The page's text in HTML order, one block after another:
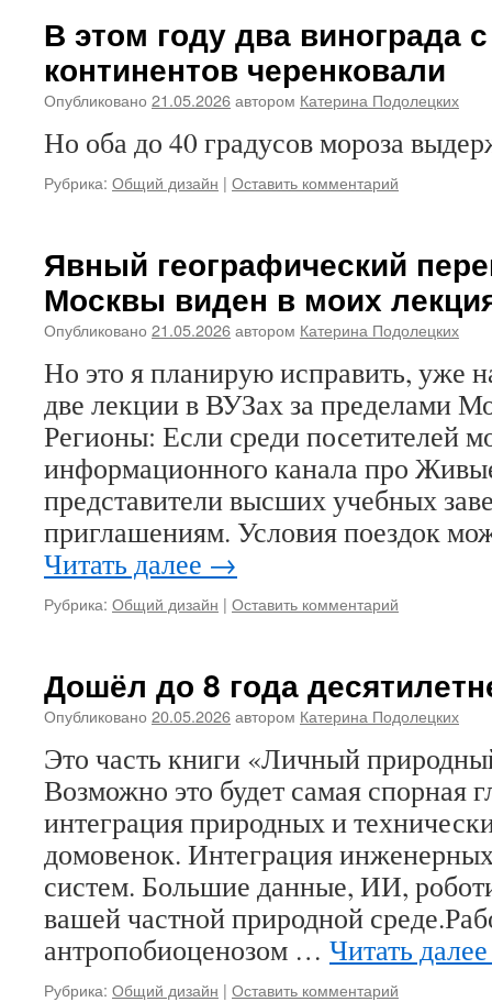
В этом году два винограда
континентов черенковали
Опубликовано 21.05.2026автором Катерина Подолецких
Но оба до 40 градусов мороза
Рубрика: Общий дизайн | Оставить комментарий
Явный географический
Москвы виден в моих
Опубликовано 21.05.2026автором Катерина Подолецких
Но это я планирую исправить, уже
две лекции в ВУЗах за пределами
Регионы: Если среди посетителей
информационного канала про
представители высших учебных
приглашениям. Условия поездок
Читать далее →
Рубрика: Общий дизайн | Оставить комментарий
Дошёл до 8 года
Опубликовано 20.05.2026автором Катерина Подолецких
Это часть книги «Личный
Возможно это будет самая спорная
интеграция природных и
домовенок. Интеграция
систем. Большие данные, ИИ,
вашей частной природной
антропобиоценозом … Читать
Рубрика: Общий дизайн | Оставить комментарий